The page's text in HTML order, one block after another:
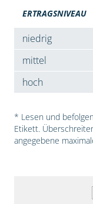
ERTRAGSNIVEAU
niedrig
mittel
hoch
* Lesen und
Etikett.
angegebene